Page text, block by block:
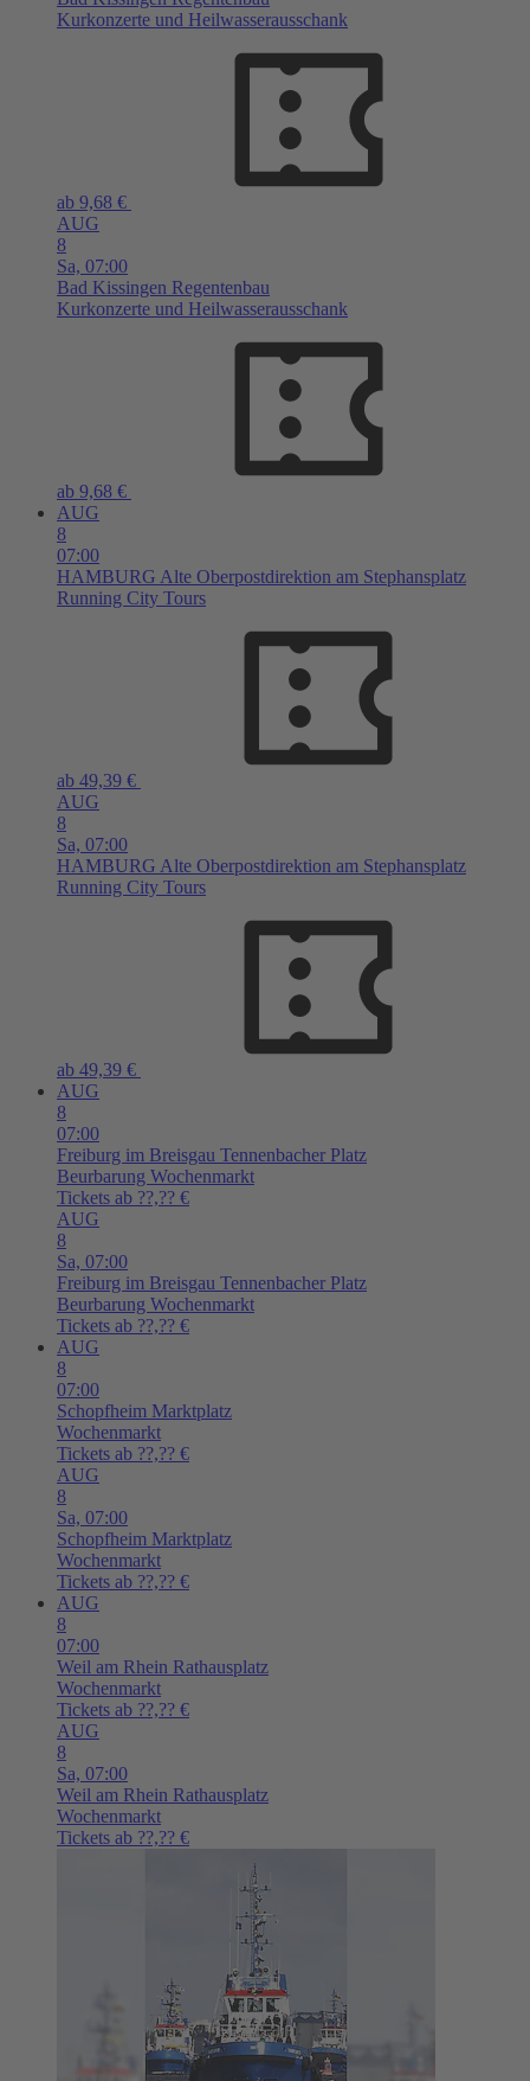
Kurkonzerte und Heilwasserausschank
ab 9,68 €
AUG
8
Sa, 07:00
Bad Kissingen Regentenbau
Kurkonzerte und Heilwasserausschank
ab 9,68 €
AUG
8
07:00
HAMBURG Alte Oberpostdirektion am Stephansplatz
Running City Tours
ab 49,39 €
AUG
8
Sa, 07:00
HAMBURG Alte Oberpostdirektion am Stephansplatz
Running City Tours
ab 49,39 €
AUG
8
07:00
Freiburg im Breisgau Tennenbacher Platz
Beurbarung Wochenmarkt
Tickets ab ??,?? €
AUG
8
Sa, 07:00
Freiburg im Breisgau Tennenbacher Platz
Beurbarung Wochenmarkt
Tickets ab ??,?? €
AUG
8
07:00
Schopfheim Marktplatz
Wochenmarkt
Tickets ab ??,?? €
AUG
8
Sa, 07:00
Schopfheim Marktplatz
Wochenmarkt
Tickets ab ??,?? €
AUG
8
07:00
Weil am Rhein Rathausplatz
Wochenmarkt
Tickets ab ??,?? €
AUG
8
Sa, 07:00
Weil am Rhein Rathausplatz
Wochenmarkt
Tickets ab ??,?? €